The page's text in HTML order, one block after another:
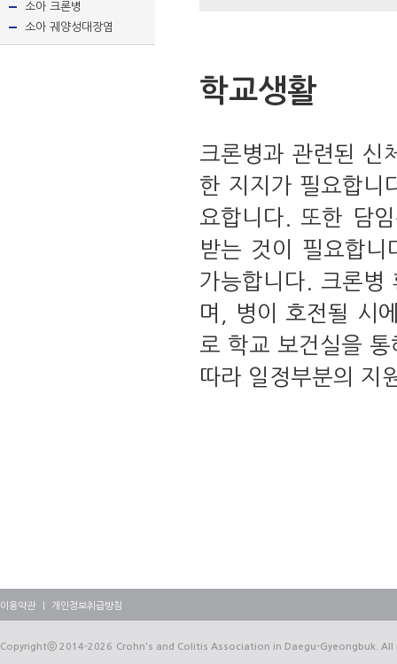
소아 크론병
소아 궤양성대장염
학교생활
크론병과 관련된 신
한 지지가 필요합니
요합니다. 또한 담
받는 것이 필요합
가능합니다. 크론병
며, 병이 호전될 시
로 학교 보건실을
따라 일정부분의 지
이용약관 개인정보취급방침
Copyrightⓒ 2014-2026 Crohn's and Colitis Association in Daegu-Gyeongbuk. All